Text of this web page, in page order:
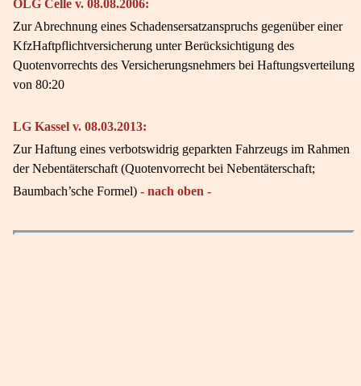
OLG Celle v. 08.08.2006:
Zur Abrechnung eines Schadensersatzanspruchs gegenüber einer
KfzHaftpflichtversicherung unter Berücksichtigung des
Quotenvorrechts des Versicherungsnehmers bei Haftungsverteilung
von 80:20
LG Kassel v. 08.03.2013:
Zur Haftung eines verbotswidrig geparkten Fahrzeugs im Rahmen
der Nebentäterschaft (Quotenvorrecht bei Nebentäterschaft;
Baumbach’sche Formel) - nach oben -